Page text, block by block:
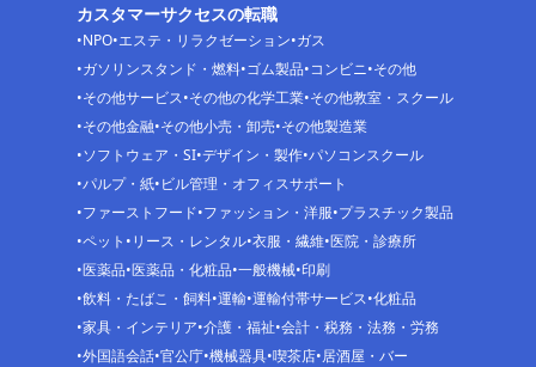
カスタマーサクセスの転職
NPO エステ・リラクゼーション ガス
ガソリンスタンド・燃料 ゴム製品 コンビニ その他
その他サービス その他の化学工業 その他教室・スクール
その他金融 その他小売・卸売 その他製造業
ソフトウェア・SI デザイン・製作 パソコンスクール
パルプ・紙 ビル管理・オフィスサポート
ファーストフード ファッション・洋服 プラスチック製品
ペット リース・レンタル 衣服・繊維 医院・診療所
医薬品 医薬品・化粧品 一般機械 印刷
飲料・たばこ・飼料 運輸 運輸付帯サービス 化粧品
家具・インテリア 介護・福祉 会計・税務・法務・労務
外国語会話 官公庁 機械器具 喫茶店 居酒屋・バー